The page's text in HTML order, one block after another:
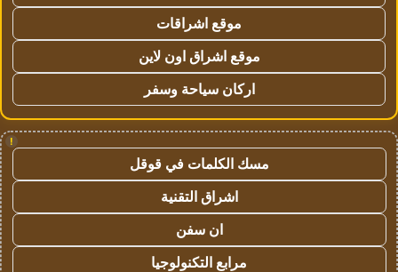
موقع اشراقات
موقع اشراق اون لاين
اركان سياحة وسفر
!
مسك الكلمات في قوقل
اشراق التقنية
ان سفن
مرابع التكنولوجيا